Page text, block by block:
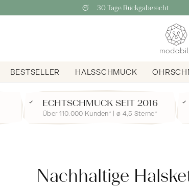
30 Tage Rückgaberecht
BESTSELLER HALSSCHMUCK
ECHTSCHMUCK SEIT 2016
Über 110.000 Kunden* | ø 4,5 Sterne*
Nachhaltige